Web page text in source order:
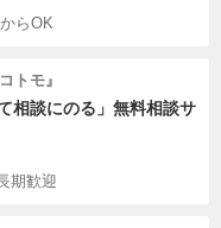
らOK
トモ』
相談にのる」無料相談サ
期歓迎